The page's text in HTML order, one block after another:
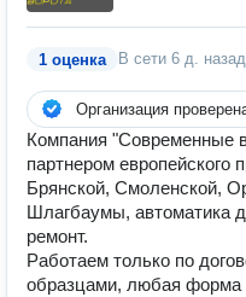
1 оценка В сети 6 д. назад
Организация
Компания "Современные
партнером европейского
Брянской, Смоленской,
Шлагбаумы, автоматика
ремонт.
Работаем только по
образцами, любая форма